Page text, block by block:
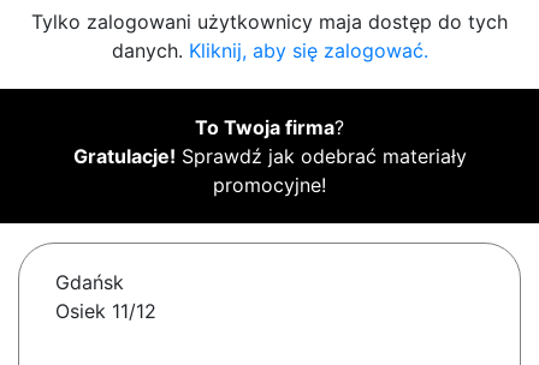
Tylko zalogowani użytkownicy maja dostęp do tych
danych. Kliknij, aby się zalogować.
To Twoja firma?
Gratulacje! Sprawdź jak odebrać materiały
promocyjne!
Gdańsk
Osiek 11/12